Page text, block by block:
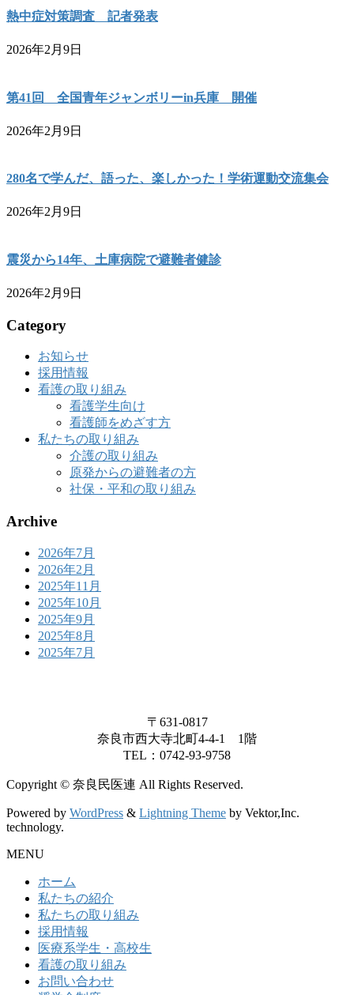
熱中症対策調査 記者発表
2026年2月9日
第41回 全国青年ジャンボリーin兵庫 開催
2026年2月9日
280名で学んだ、語った、楽しかった！学術運動交流集会
2026年2月9日
震災から14年、土庫病院で避難者健診
2026年2月9日
Category
お知らせ
採用情報
看護の取り組み
看護学生向け
看護師をめざす方
私たちの取り組み
介護の取り組み
原発からの避難者の方
社保・平和の取り組み
Archive
2026年7月
2026年2月
2025年11月
2025年10月
2025年9月
2025年8月
2025年7月
〒631-0817
奈良市西大寺北町4-4-1 1階
TEL：0742-93-9758
Copyright © 奈良民医連 All Rights Reserved.
Powered by WordPress & Lightning Theme by Vektor,Inc.
technology.
MENU
ホーム
私たちの紹介
私たちの取り組み
採用情報
医療系学生・高校生
看護の取り組み
お問い合わせ